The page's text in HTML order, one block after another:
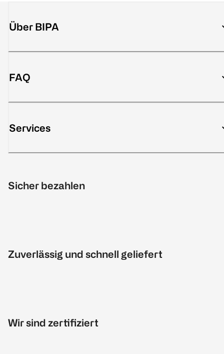
Über BIPA
FAQ
Services
Sicher bezahlen
Zuverlässig und schnell geliefert
Wir sind zertifiziert